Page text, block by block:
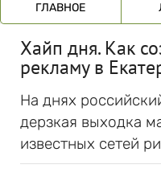
ГЛАВНОЕ
Хайп дня. Как
рекламу в
На днях
дерзкая выходка
известных сетей